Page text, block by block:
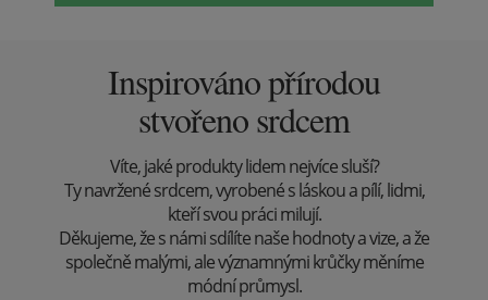
Inspirováno přírodou
stvořeno srdcem
Víte, jaké produkty lidem nejvíce sluší?
Ty navržené srdcem, vyrobené s láskou a pílí, lidmi,
kteří svou práci milují.
Děkujeme, že s námi sdílíte naše hodnoty a vize, a že
společně malými, ale významnými krůčky měníme
módní průmysl.